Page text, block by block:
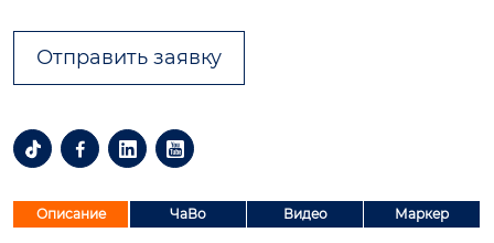
Отправить заявку
   
Описание ЧаВо Видео Маркер